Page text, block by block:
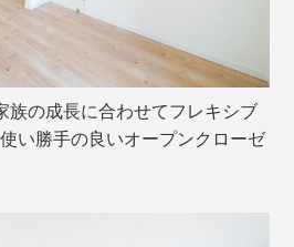
の成長に合わせてフレキシブ
い勝手の良いオープンクローゼ